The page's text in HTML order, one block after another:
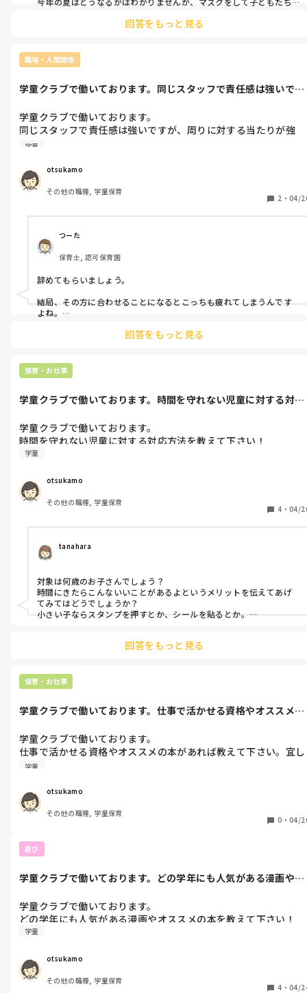
回答をもっと見る
職場・人間関係
学童クラブで働いております。同じスタッフで責任感は強いです
学童クラブで働いております。
同じスタッフで責任感は強いですが、周りに対する当たりが強
く、感情の起伏が激しい人がいます。
助言下さい！
学童
otsukamo
その他の職種, 学童保育
2 ・ 04/
つーた
保育士, 認可保育園
辞めてもらいましょう。
結局、その方に合わせることになるとこっちも疲れてしまうんです
よね。
な人であれば、それなりに対策を考えられるんだと思いますが…
ておこうとなるのにね…それもめんどくさいですが。
間の無駄。
り遠くから見ていたりでいいのではないかなと思います。
あとは、記録をとっておくのもいいと思います。メモを。
何があってどんなことでそうなってしまったのかって。
回答をもっと見る
保育・お仕事
学童クラブで働いております。時間を守れない児童に対する対応
学童クラブで働いております。
時間を守れない児童に対する対応方法を教えて下さい！
学童
otsukamo
その他の職種, 学童保育
4 ・ 04/
tanahara
対象は何歳のお子さんでしょう？
時間にきたらこんないいことがあるよというメリットを伝えてあげ
てみてはどうでしょうか？
小さい子ならスタンプを押すとか、シールを貼るとか。
回答をもっと見る
保育・お仕事
学童クラブで働いております。仕事で活かせる資格やオススメの
学童クラブで働いております。
仕事で活かせる資格やオススメの本があれば教えて下さい。宜し
くお願い致します。
学童
otsukamo
その他の職種, 学童保育
0 ・ 04/
遊び
学童クラブで働いております。どの学年にも人気がある漫画やオ
学童クラブで働いております。
どの学年にも人気がある漫画やオススメの本を教えて下さい！
学童
otsukamo
その他の職種, 学童保育
4 ・ 04/